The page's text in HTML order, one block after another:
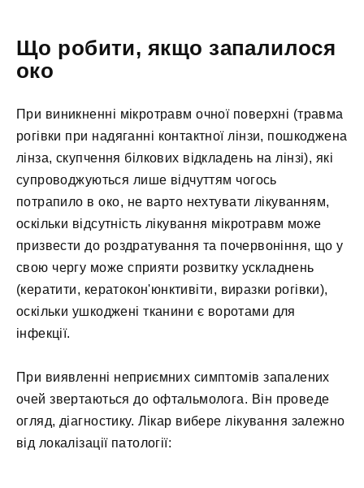
Що робити, якщо запалилося
око
При виникненні мікротравм очної поверхні (травма
рогівки при надяганні контактної лінзи, пошкоджена
лінза, скупчення білкових відкладень на лінзі), які
супроводжуються лише відчуттям чогось
потрапило в око, не варто нехтувати лікуванням,
оскільки відсутність лікування мікротравм може
призвести до роздратування та почервоніння, що у
свою чергу може сприяти розвитку ускладнень
(кератити, кератокон'юнктивіти, виразки рогівки),
оскільки ушкоджені тканини є воротами для
інфекції.
При виявленні неприємних симптомів запалених
очей звертаються до офтальмолога. Він проведе
огляд, діагностику. Лікар вибере лікування залежно
від локалізації патології: